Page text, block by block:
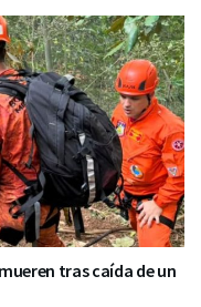
tras caída de un